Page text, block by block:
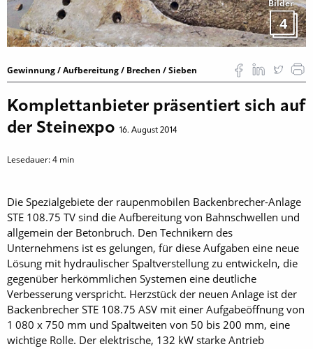
Bilder
4
Gewinnung / Aufbereitung / Brechen / Sieben
Komplettanbieter präsentiert sich auf
der Steinexpo 16. August 2014
Lesedauer:4 min
Die Spezialgebiete der raupenmobilen Backenbrecher-Anlage
STE 108.75 TV sind die Aufbereitung von Bahnschwellen und
allgemein der Betonbruch. Den Technikern des
Unternehmens ist es gelungen, für diese Aufgaben eine neue
Lösung mit hydraulischer Spaltverstellung zu entwickeln, die
gegenüber herkömmlichen Systemen eine deutliche
Verbesserung verspricht. Herzstück der neuen Anlage ist der
Backenbrecher STE 108.75 ASV mit einer Aufgabeöffnung von
1 080 x 750 mm und Spaltweiten von 50 bis 200 mm, eine
wichtige Rolle. Der elektrische, 132 kW starke Antrieb